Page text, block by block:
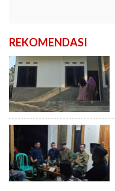
REKOMENDASI